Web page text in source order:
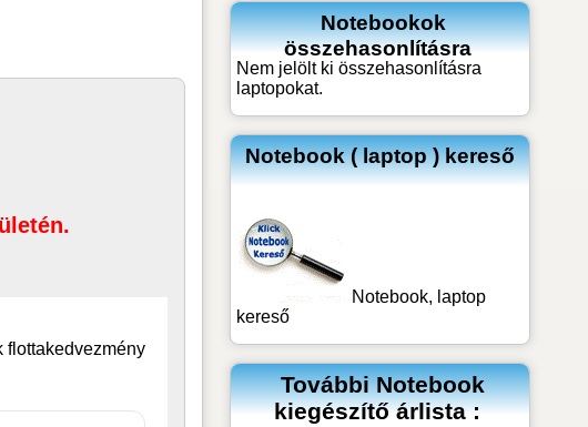
flottakedvezmény
Notebookok
összehasonlításra
Nem jelölt ki összehasonlításra
laptopokat.
Notebook ( laptop ) kereső
Notebook, laptop
kereső
TovábbiNotebook
kiegészítőárlista :